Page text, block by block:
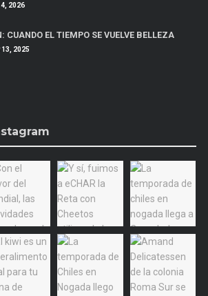
4, 2026
CUANDO EL TIEMPO SE VUELVE BELLEZA
13, 2025